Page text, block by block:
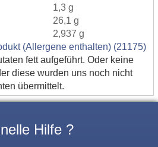
1,3 g
26,1 g
2,937 g
(Allergene enthalten) (21175)
fett aufgeführt. Oder keine
diese wurden uns noch nicht
übermittelt.
Hilfe ?